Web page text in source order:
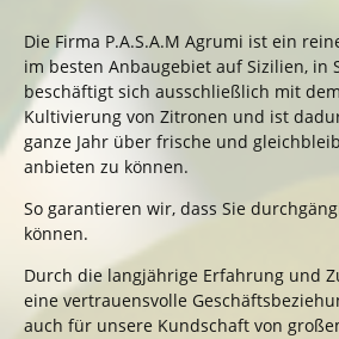
Die Firma P.A.S.A.M Agrumi ist ein
im besten Anbaugebiet auf Sizilien, in
beschäftigt sich ausschließlich mit
Kultivierung von Zitronen und ist
ganze Jahr über frische und
anbieten zu können.
So garantieren wir, dass Sie
können.
Durch die langjährige Erfahrung und
eine vertrauensvolle
auch für unsere Kundschaft von